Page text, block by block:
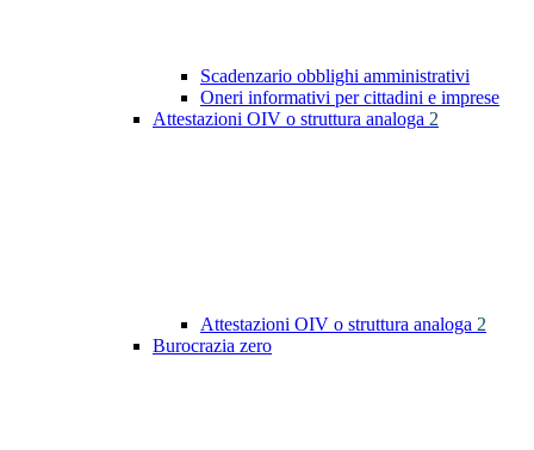
Scadenzario obblighi amministrativi
Oneri informativi per cittadini e imprese
Attestazioni OIV o struttura analoga 2
Attestazioni OIV o struttura analoga 2
Burocrazia zero